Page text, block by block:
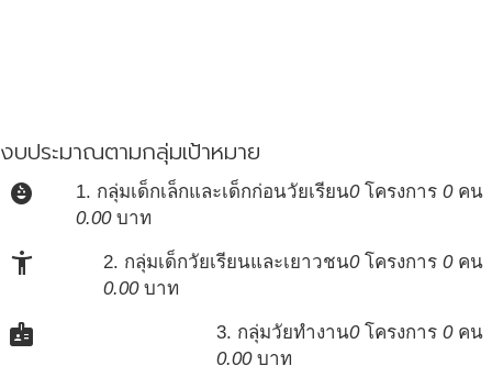
งบประมาณตามกลุ่มเป้าหมาย
child_care 1. กลุ่มเด็กเล็กและเด็กก่อนวัยเรียน0โครงการ 0คน
0.00บาท
accessibility_new 2. กลุ่มเด็กวัยเรียนและเยาวชน0โครงการ 0คน
0.00บาท
badge 3. กลุ่มวัยทำงาน0โครงการ 0คน
0.00บาท